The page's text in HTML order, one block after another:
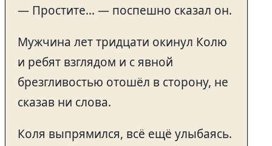
— Простите… — поспешно сказал он.
Мужчина лет тридцати окинул Колю
и ребят взглядом и с явной
брезгливостью отошёл в сторону, не
сказав ни слова.
Коля выпрямился, всё ещё улыбаясь.